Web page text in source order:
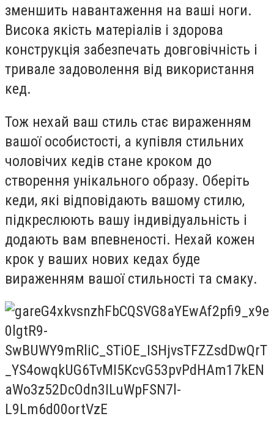
зменшить навантаження на ваші ноги.
Висока якість матеріалів і здорова
конструкція забезпечать довговічність і
тривале задоволення від використання
кед.
Тож нехай ваш стиль стає вираженням
вашої особистості, а купівля стильних
чоловічих кедів стане кроком до
створення унікального образу. Оберіть
кеди, які відповідають вашому стилю,
підкреслюють вашу індивідуальність і
додають вам впевненості. Нехай кожен
крок у ваших нових кедах буде
вираженням вашої стильності та смаку.